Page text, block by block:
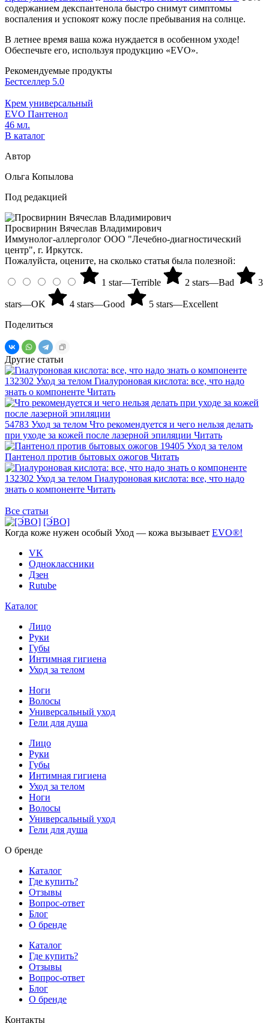
содержанием декспантенола быстро снимут симптомы
воспаления и успокоят кожу после пребывания на солнце.
В летнее время ваша кожа нуждается в особенном уходе!
Обеспечьте его, используя продукцию «EVO».
Рекомендуемые продукты
Бестселлер 5.0
Крем универсальный
EVO Пантенол
46 мл.
В каталог
Автор
Ольга Копылова
Под редакцией
Просвирнин Вячеслав Владимирович
Иммунолог-аллерголог ООО "Лечебно-диагностический
центр", г. Иркутск.
Пожалуйста, оцените, на сколько статья была полезной:
1 star—Terrible 2 stars—Bad 3
stars—OK 4 stars—Good
5 stars—Excellent
Поделиться
Другие статьи
132302 Уход за телом Гиалуроновая кислота: все, что надо
знать о компоненте Читать
54783 Уход за телом Что рекомендуется и чего нельзя делать
при уходе за кожей после лазерной эпиляции Читать
19405 Уход за телом
Пантенол против бытовых ожогов Читать
132302 Уход за телом Гиалуроновая кислота: все, что надо
знать о компоненте Читать
Все статьи
[Э́ВО]
Когда коже нужен особый Уход — кожа вызывает EVO®!
VK
Одноклассники
Дзен
Rutube
Каталог
Лицо
Руки
Губы
Интимная гигиена
Уход за телом
Ноги
Волосы
Универсальный уход
Гели для душа
Лицо
Руки
Губы
Интимная гигиена
Уход за телом
Ноги
Волосы
Универсальный уход
Гели для душа
О бренде
Каталог
Где купить?
Отзывы
Вопрос-ответ
Блог
О бренде
Каталог
Где купить?
Отзывы
Вопрос-ответ
Блог
О бренде
Контакты